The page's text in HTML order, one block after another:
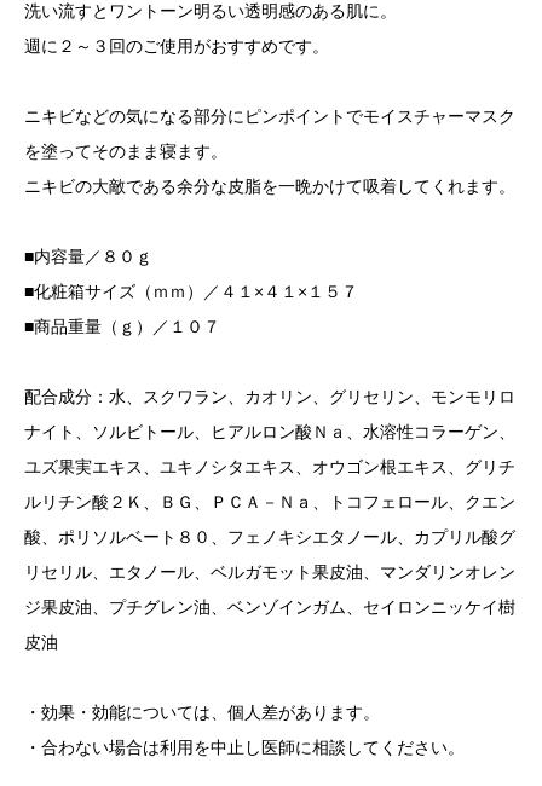
洗い流すとワントーン明るい透明感のある肌に。
週に２～３回のご使用がおすすめです。
ニキビなどの気になる部分にピンポイントでモイスチャーマスク
を塗ってそのまま寝ます。
ニキビの大敵である余分な皮脂を一晩かけて吸着してくれます。
■内容量／８０ｇ
■化粧箱サイズ（ｍｍ）／４１×４１×１５７
■商品重量（ｇ）／１０７
配合成分：水、スクワラン、カオリン、グリセリン、モンモリロ
ナイト、ソルビトール、ヒアルロン酸Ｎａ、水溶性コラーゲン、
ユズ果実エキス、ユキノシタエキス、オウゴン根エキス、グリチ
ルリチン酸２Ｋ、ＢＧ、ＰＣＡ－Ｎａ、トコフェロール、クエン
酸、ポリソルベート８０、フェノキシエタノール、カプリル酸グ
リセリル、エタノール、ベルガモット果皮油、マンダリンオレン
ジ果皮油、プチグレン油、ベンゾインガム、セイロンニッケイ樹
皮油
・効果・効能については、個人差があります。
・合わない場合は利用を中止し医師に相談してください。